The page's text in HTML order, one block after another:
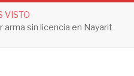
VISTO
arma sin licencia en Nayarit